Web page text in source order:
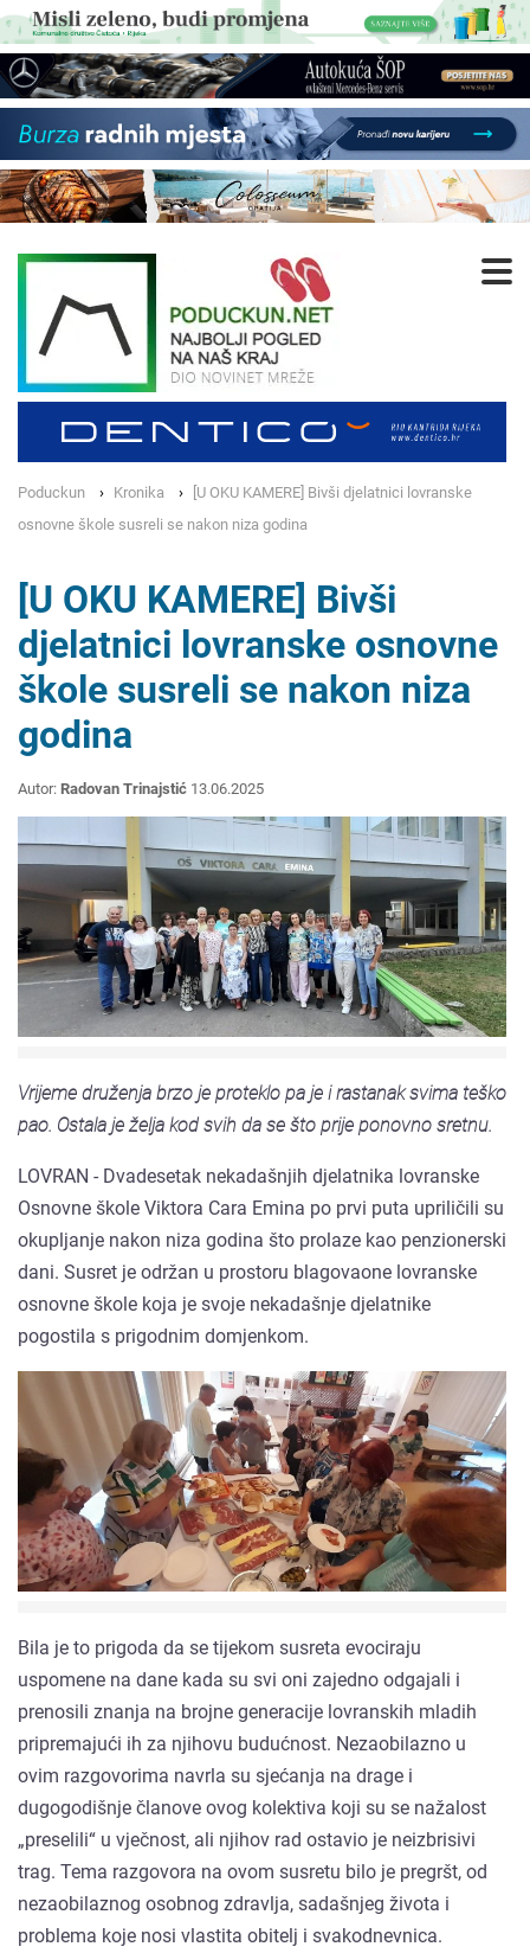
Poduckun Kronika
[U OKU KAMERE] Bivši djelatnici lovranske
osnovne škole susreli se nakon niza godina
[U OKU KAMERE] Bivši
djelatnici lovranske osnovne
škole susreli se nakon niza
godina
Autor: Radovan Trinajstić 13.06.2025
Vrijeme druženja brzo je proteklo pa je i rastanak svima teško
pao. Ostala je želja kod svih da se što prije ponovno sretnu.
LOVRAN - Dvadesetak nekadašnjih djelatnika lovranske
Osnovne škole Viktora Cara Emina po prvi puta upriličili su
okupljanje nakon niza godina što prolaze kao penzionerski
dani. Susret je održan u prostoru blagovaone lovranske
osnovne škole koja je svoje nekadašnje djelatnike
pogostila s prigodnim domjenkom.
Bila je to prigoda da se tijekom susreta evociraju
uspomene na dane kada su svi oni zajedno odgajali i
prenosili znanja na brojne generacije lovranskih mladih
pripremajući ih za njihovu budućnost. Nezaobilazno u
ovim razgovorima navrla su sjećanja na drage i
dugogodišnje članove ovog kolektiva koji su se nažalost
„preselili“ u vječnost, ali njihov rad ostavio je neizbrisivi
trag. Tema razgovora na ovom susretu bilo je pregršt, od
nezaobilaznog osobnog zdravlja, sadašnjeg života i
problema koje nosi vlastita obitelj i svakodnevnica.